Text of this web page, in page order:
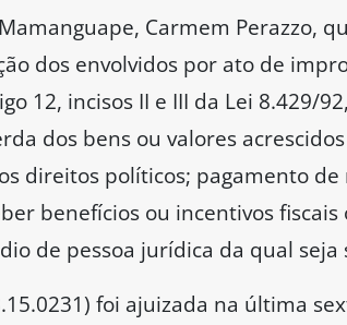
Carmem Perazzo,
dos envolvidos por ato de
12, incisos II e III da Lei 8.429/
dos bens ou valores
direitos políticos; pagamento
benefícios ou incentivos
de pessoa jurídica da qual seja
foi ajuizada na última